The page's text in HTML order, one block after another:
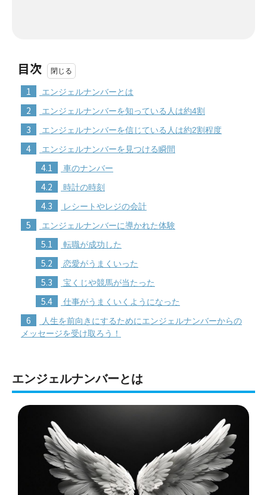
目次
1 エンジェルナンバーとは
2 エンジェルナンバーを知っている人は約4割
3 エンジェルナンバーを信じている人は約2割程度
4 エンジェルナンバーを見つける瞬間
4.1 車のナンバー
4.2 時計の時刻
4.3 レシートやレジの会計
5 エンジェルナンバーに導かれた体験
5.1 転職が成功した
5.2 恋愛がうまくいった
5.3 宝くじや競馬が当たった
5.4 仕事がうまくいくようになった
6
人生を前向きにするためにエンジェルナンバーからの
メッセージを受け取ろう！
エンジェルナンバーとは